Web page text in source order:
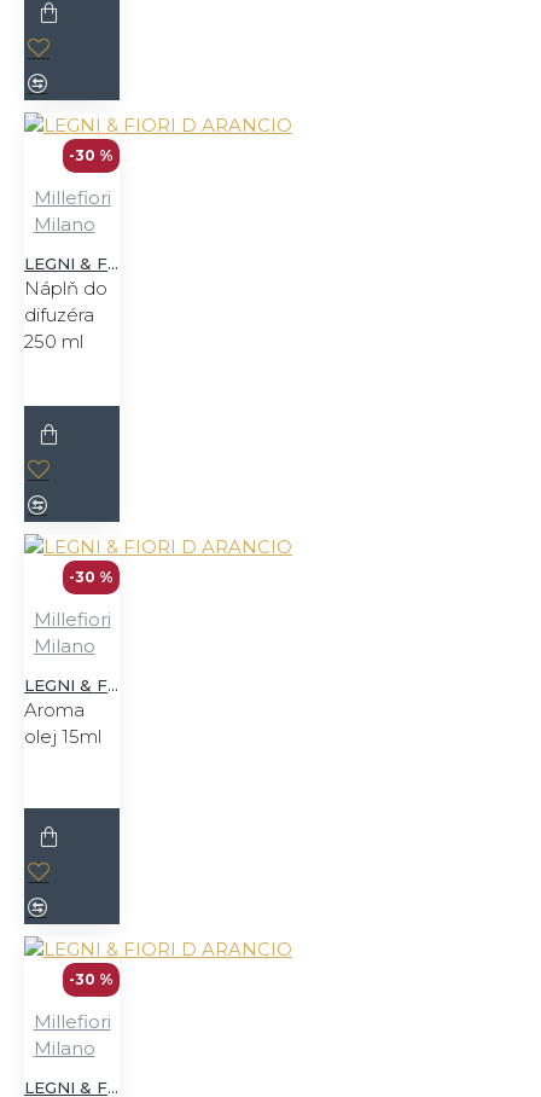
-30 %
Millefiori
Milano
LEGNI & FIORI D ARANCIO
Náplň do
difuzéra
250 ml
-30 %
Millefiori
Milano
LEGNI & FIORI D ARANCIO
Aroma
olej 15ml
-30 %
Millefiori
Milano
LEGNI & FIORI D ARANCIO